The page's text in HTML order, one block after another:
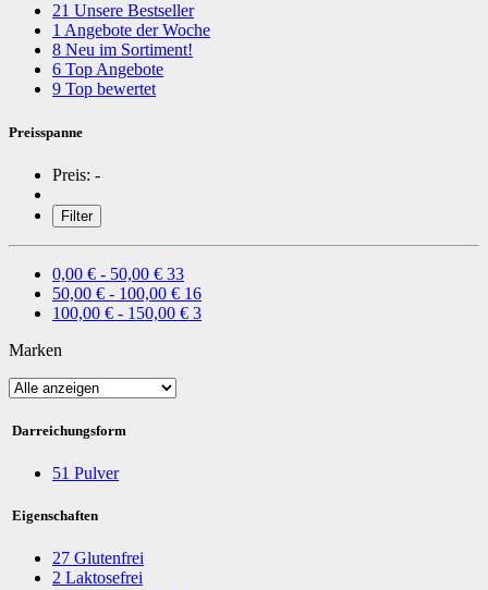
21 Unsere Bestseller
1 Angebote der Woche
8 Neu im Sortiment!
6 Top Angebote
9 Top bewertet
Preisspanne
Preis: -
Filter
0,00 € - 50,00 € 33
50,00 € - 100,00 € 16
100,00 € - 150,00 € 3
Marken
Darreichungsform
51 Pulver
Eigenschaften
27 Glutenfrei
2 Laktosefrei